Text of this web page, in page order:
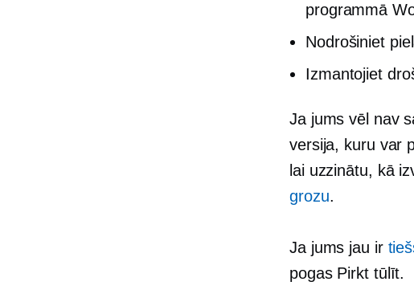
programmā
Nodrošiniet
Izmantojiet
Ja jums vēl nav
versija, kuru var
lai uzzinātu, kā
grozu.
Ja jums jau ir
pogas Pirkt tūlīt.